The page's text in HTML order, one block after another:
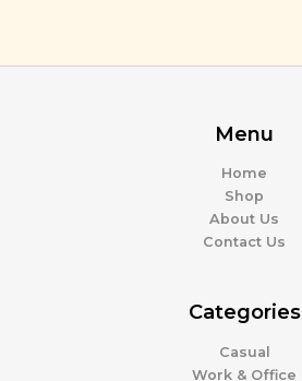
Menu
Home
Shop
About Us
Contact Us
Categories
Casual
Work & Office